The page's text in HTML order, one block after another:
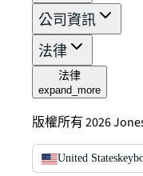
公司資訊
法律
法律
expand_more
版權所有 2026
United States